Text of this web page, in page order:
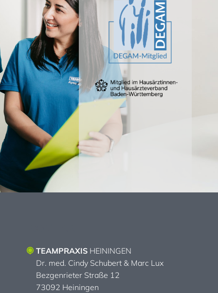
TEAMPRAXIS HEININGEN
Dr. med. Cindy Schubert & Marc Lux
Bezgenrieter Straße 12
73092 Heiningen